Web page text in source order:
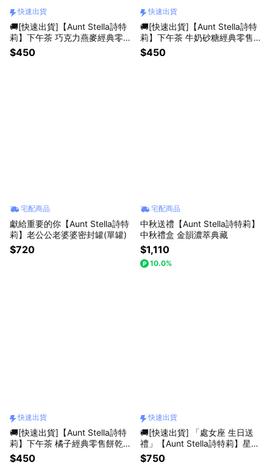
快速出貨
🚚[快速出貨]【Aunt Stella詩特
莉】下午茶 巧克力燕麥經典零售
餅乾5片裝2包
$450
快速出貨
🚚[快速出貨]【Aunt Stella詩特
莉】下午茶 牛奶砂糖經典零售餅
乾5片裝2包
$450
宅配商品
獻給重要的你【Aunt Stella詩特
莉】老公公老婆婆密封罐(單罐)
$720
宅配商品
中秋送禮【Aunt Stella詩特莉】
中秋禮盒 金韻濃萃典藏
$1,110
10.0%
快速出貨
🚚[快速出貨]【Aunt Stella詩特
莉】下午茶 橘子經典零售餅乾5
片裝2包
$450
快速出貨
🚚[快速出貨] 「處女座 生日送
禮」【Aunt Stella詩特莉】星辰
之書 手工餅乾禮盒✨生日禮 感謝
禮
$750